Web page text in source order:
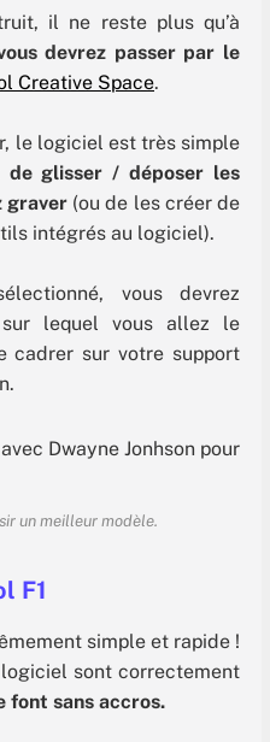
il ne reste plus qu’à
devrez passer par le
Creative Space.
le logiciel est très simple
glisser / déposer les
graver(ou de les créer de
intégrés au logiciel).
vous devrez
lequel vous allez le
cadrer sur votre support
un meilleur modèle.
F1
simple et rapide !
sont correctement
font sans accros.